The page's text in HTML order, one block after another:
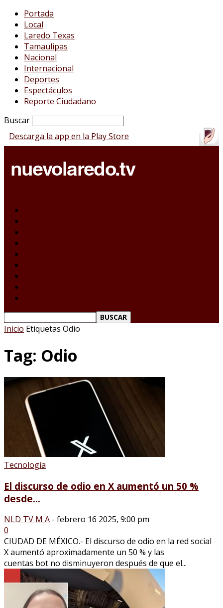
Portada
Local
Laredo Texas
Tamaulipas
Nacional
Internacional
Deportes
Espectáculos
Reporte Ciudadano
Buscar
Descarga la app en la Play Store
Inicio Etiquetas Odio
Tag: Odio
Tecnología
El discurso de odio en X aumentó un 50 %
desde...
NLD TV M A - febrero 16 2025, 9:00 pm
0
CIUDAD DE MÉXICO.- El discurso de odio en la red social
X aumentó aproximadamente un 50 % y las
cuentas bot no disminuyeron después de que el...